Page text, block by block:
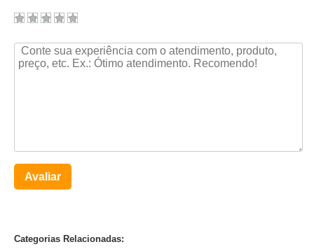
Avaliar
Categorias Relacionadas: